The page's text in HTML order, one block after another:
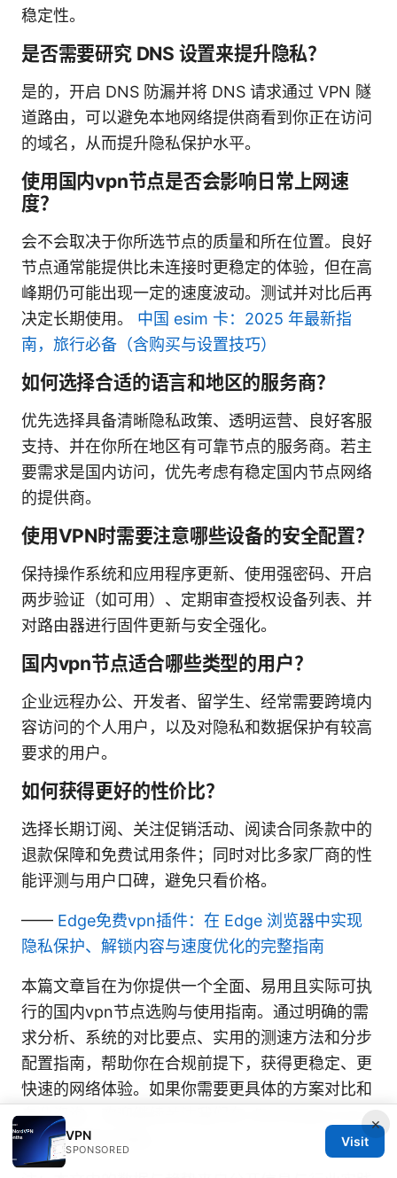
稳定性。
是否需要研究 DNS 设置来提升隐私？
是的，开启 DNS 防漏并将 DNS 请求通过 VPN 隧
道路由，可以避免本地网络提供商看到你正在访问
的域名，从而提升隐私保护水平。
使用国内vpn节点是否会影响日常上网速
度？
会不会取决于你所选节点的质量和所在位置。良好
节点通常能提供比未连接时更稳定的体验，但在高
峰期仍可能出现一定的速度波动。测试并对比后再
决定长期使用。 中国 esim 卡：2025 年最新指
南，旅行必备（含购买与设置技巧）
如何选择合适的语言和地区的服务商？
优先选择具备清晰隐私政策、透明运营、良好客服
支持、并在你所在地区有可靠节点的服务商。若主
要需求是国内访问，优先考虑有稳定国内节点网络
的提供商。
使用VPN时需要注意哪些设备的安全配置？
保持操作系统和应用程序更新、使用强密码、开启
两步验证（如可用）、定期审查授权设备列表、并
对路由器进行固件更新与安全强化。
国内vpn节点适合哪些类型的用户？
企业远程办公、开发者、留学生、经常需要跨境内
容访问的个人用户，以及对隐私和数据保护有较高
要求的用户。
如何获得更好的性价比？
选择长期订阅、关注促销活动、阅读合同条款中的
退款保障和免费试用条件；同时对比多家厂商的性
能评测与用户口碑，避免只看价格。
—— Edge免费vpn插件：在 Edge 浏览器中实现
隐私保护、解锁内容与速度优化的完整指南
本篇文章旨在为你提供一个全面、易用且实际可执
行的国内vpn节点选购与使用指南。通过明确的需
求分析、系统的对比要点、实用的测速方法和分步
配置指南，帮助你在合规前提下，获得更稳定、更
快速的网络体验。如果你需要更具体的方案对比和
专业咨询，欢迎继续关注我们在 diverseque.com
的系列文章与视频。
×
VPN
SPONSORED
Visit